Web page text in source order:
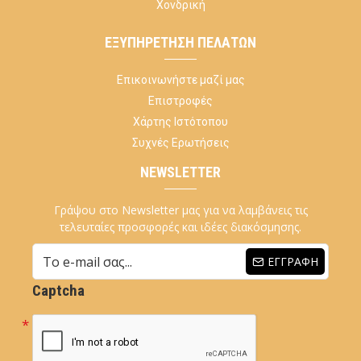
Χονδρική
ΕΞΥΠΗΡΈΤΗΣΗ ΠΕΛΑΤΏΝ
Επικοινωνήστε μαζί μας
Επιστροφές
Χάρτης Ιστότοπου
Συχνές Ερωτήσεις
NEWSLETTER
Γράψου στο Newsletter μας για να λαμβάνεις τις
τελευταίες προσφορές και ιδέες διακόσμησης.
ΕΓΓΡΑΦΉ
Captcha